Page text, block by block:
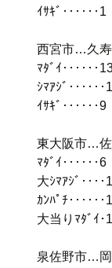
ｲｻｷﾞ‥‥‥1
西宮市…久
ﾏﾀﾞｲ
ｼﾏｱｼﾞ‥‥‥1
ｲｻｷﾞ‥‥‥9
東大阪市…
ﾏﾀﾞｲ‥‥‥6
大ｼﾏｱｼﾞ‥‥1
ｶﾝﾊﾟﾁ‥‥‥1
大当りﾏﾀﾞｲ･1
泉佐野市…